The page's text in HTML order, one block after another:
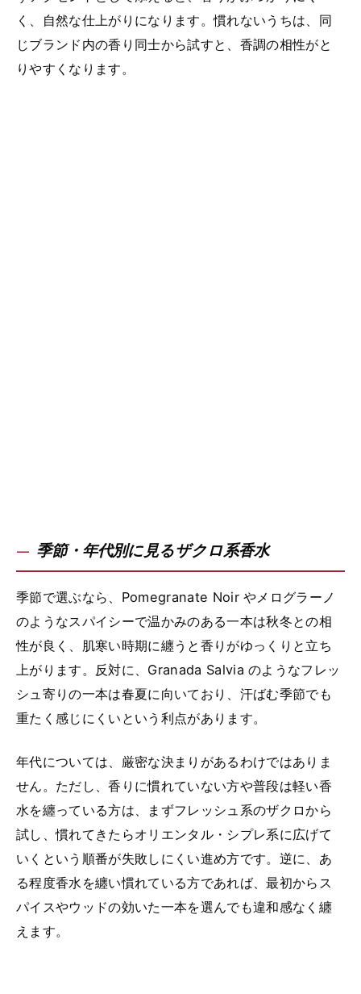
く、自然な仕上がりになります。慣れないうちは、同
じブランド内の香り同士から試すと、香調の相性がと
りやすくなります。
季節・年代別に見るザクロ系香水
季節で選ぶなら、Pomegranate Noir やメログラーノ
のようなスパイシーで温かみのある一本は秋冬との相
性が良く、肌寒い時期に纏うと香りがゆっくりと立ち
上がります。反対に、Granada Salvia のようなフレッ
シュ寄りの一本は春夏に向いており、汗ばむ季節でも
重たく感じにくいという利点があります。
年代については、厳密な決まりがあるわけではありま
せん。ただし、香りに慣れていない方や普段は軽い香
水を纏っている方は、まずフレッシュ系のザクロから
試し、慣れてきたらオリエンタル・シプレ系に広げて
いくという順番が失敗しにくい進め方です。逆に、あ
る程度香水を纏い慣れている方であれば、最初からス
パイスやウッドの効いた一本を選んでも違和感なく纏
えます。